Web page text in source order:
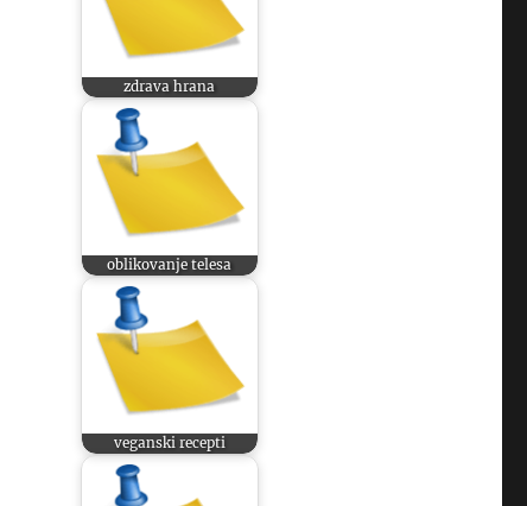
zdrava hrana
oblikovanje telesa
veganski recepti